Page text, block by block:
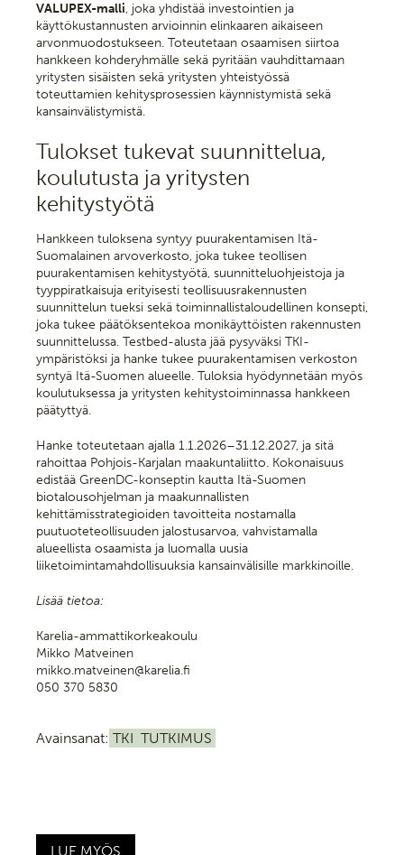
VALUPEX-malli, joka yhdistää investointien ja
käyttökustannusten arvioinnin elinkaaren aikaiseen
arvonmuodostukseen. Toteutetaan osaamisen siirtoa
hankkeen kohderyhmälle sekä pyritään vauhdittamaan
yritysten sisäisten sekä yritysten yhteistyössä
toteuttamien kehitysprosessien käynnistymistä sekä
kansainvälistymistä.
Tulokset tukevat suunnittelua,
koulutusta ja yritysten
kehitystyötä
Hankkeen tuloksena syntyy puurakentamisen Itä-
Suomalainen arvoverkosto, joka tukee teollisen
puurakentamisen kehitystyötä, suunnitteluohjeistoja ja
tyyppiratkaisuja erityisesti teollisuusrakennusten
suunnittelun tueksi sekä toiminnallistaloudellinen konsepti,
joka tukee päätöksentekoa monikäyttöisten rakennusten
suunnittelussa. Testbed-alusta jää pysyväksi TKI-
ympäristöksi ja hanke tukee puurakentamisen verkoston
syntyä Itä-Suomen alueelle. Tuloksia hyödynnetään myös
koulutuksessa ja yritysten kehitystoiminnassa hankkeen
päätyttyä.
Hanke toteutetaan ajalla 1.1.2026–31.12.2027, ja sitä
rahoittaa Pohjois-Karjalan maakuntaliitto. Kokonaisuus
edistää GreenDC-konseptin kautta Itä-Suomen
biotalousohjelman ja maakunnallisten
kehittämisstrategioiden tavoitteita nostamalla
puutuoteteollisuuden jalostusarvoa, vahvistamalla
alueellista osaamista ja luomalla uusia
liiketoimintamahdollisuuksia kansainvälisille markkinoille.
Lisää tietoa:
Karelia-ammattikorkeakoulu
Mikko Matveinen
mikko.matveinen@karelia.fi
050 370 5830
Avainsanat: TKI TUTKIMUS
LUE MYÖS